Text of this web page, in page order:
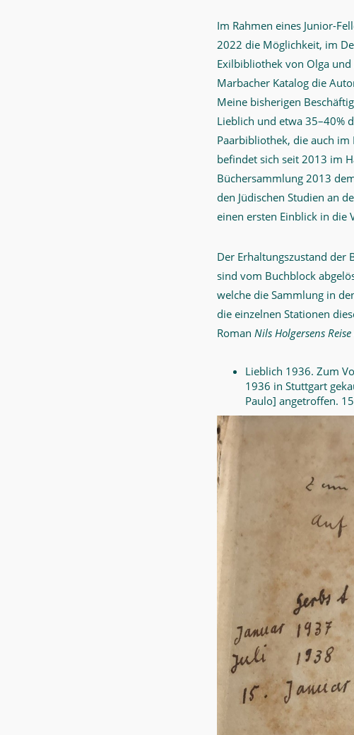
Im Rahmen eines Junior-
2022 die Möglichkeit, im
Exilbibliothek von Olga
Marbacher Katalog die
Meine bisherigen
Lieblich und etwa 35–40%
Paarbibliothek, die auch
befindet sich seit 2013 im
Büchersammlung 2013
den Jüdischen Studien an
einen ersten Einblick in die
Der Erhaltungszustand der
sind vom Buchblock
welche die Sammlung in
die einzelnen Stationen
Roman Nils Holgersens
Lieblich 1936. Zum
1936 in Stuttgart
Paulo] angetroffen.